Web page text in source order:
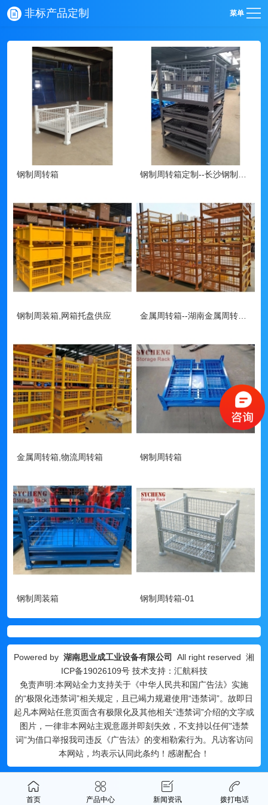
非标产品定制 菜单
钢制周转箱
钢制周装箱,网箱托盘供应
金属周转箱,物流周转箱 钢制周转箱
钢制周装箱 钢制周转箱-01
Powered by 湖南思业成工业设备有限公司 All right reserved 湘
ICP备19026109号技术支持：汇航科技
免责声明:本网站全力支持关于《中华人民共和国广告法》实施
的“极限化违禁词”相关规定，且已竭力规避使用“违禁词”。故即日
起凡本网站任意页面含有极限化及其他相关“违禁词”介绍的文字或
图片，一律非本网站主观意愿并即刻失效，不支持以任何"违禁
词”为借口举报我司违反《广告法》的变相勒索行为。凡访客访问
本网站，均表示认同此条约！感谢配合！
首页 产品中心 新闻资讯 拨打电话